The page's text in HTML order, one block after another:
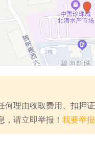
理由收取费用、扣押
请立即举报！ 我要举报